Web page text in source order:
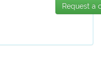
Request a